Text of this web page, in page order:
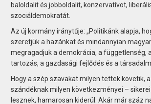
baloldalit és jobboldalit, konzervatívot,
szociáldemokratát.
Az új kormány iránytűje: „Politikánk alapja,
szeretjük a hazánkat és mindannyian
megragadjuk a demokrácia, a függetlenség,
tartozás, a gazdasági fejlődés és a
Hogy a szép szavakat milyen tettek követik,
szándéknak milyen következményei –
lesznek, hamarosan kiderül. Akár már száz